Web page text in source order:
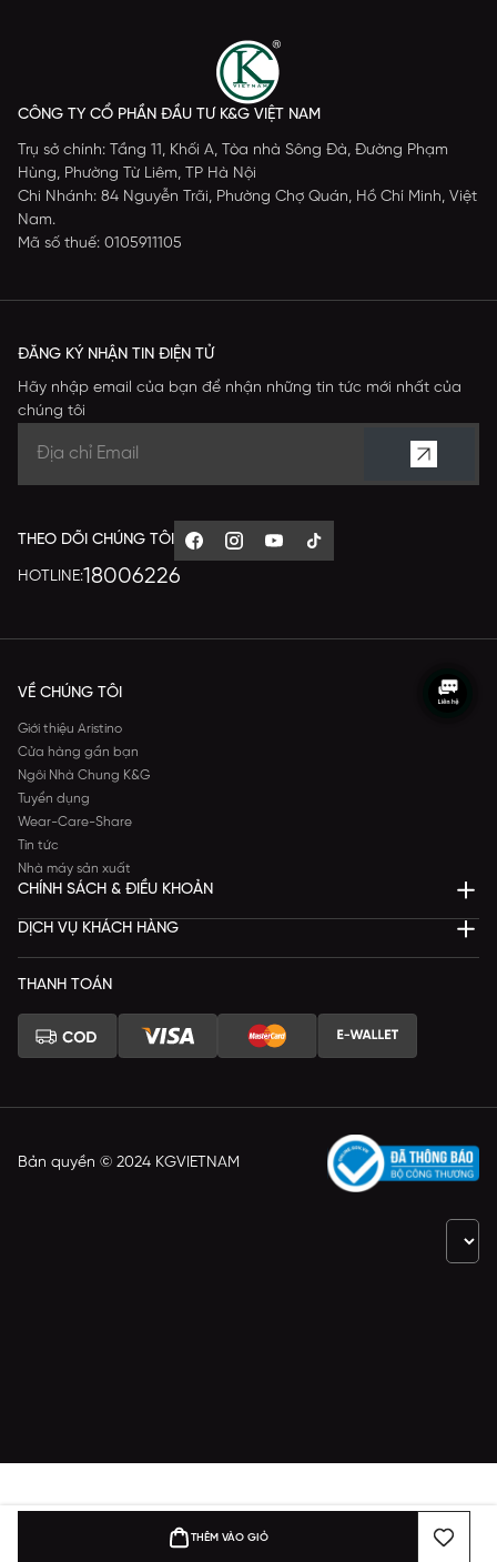
THÊM VÀO GIỎ
CÔNG TY CỔ PHẦN ĐẦU TƯ K&G VIỆT NAM
Trụ sở chính: Tầng 11, Khối A, Tòa nhà Sông Đà, Đường Phạm
Hùng, Phường Từ Liêm, TP Hà Nội
Chi Nhánh: 84 Nguyễn Trãi, Phường Chợ Quán, Hồ Chí Minh, Việt
Nam.
Mã số thuế: 0105911105
ĐĂNG KÝ NHẬN TIN ĐIỆN TỬ
Hãy nhập email của bạn để nhận những tin tức mới nhất của
chúng tôi
THEO DÕI CHÚNG TÔI
HOTLINE:18006226
VỀ CHÚNG TÔI
Giới thiệu Aristino
Cửa hàng gần bạn
Ngôi Nhà Chung K&G
Tuyển dụng
Wear-Care-Share
Tin tức
Nhà máy sản xuất
CHÍNH SÁCH & ĐIỀU KHOẢN
DỊCH VỤ KHÁCH HÀNG
THANH TOÁN
Bản quyền © 2024 KGVIETNAM